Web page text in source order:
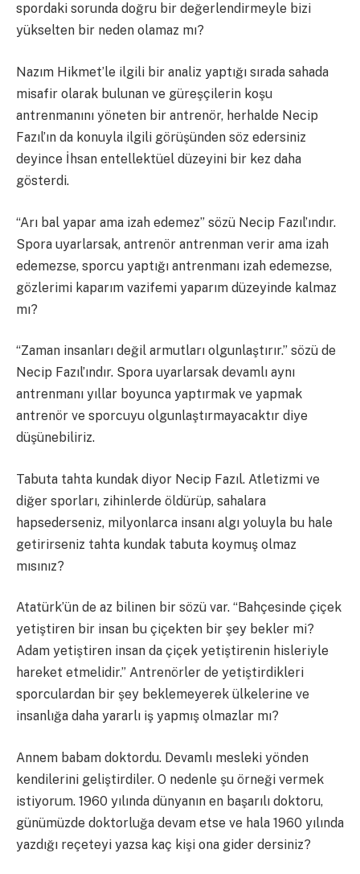
spordaki sorunda doğru bir değerlendirmeyle bizi
yükselten bir neden olamaz mı?
Nazım Hikmet’le ilgili bir analiz yaptığı sırada sahada
misafir olarak bulunan ve güreşçilerin koşu
antrenmanını yöneten bir antrenör, herhalde Necip
Fazıl’ın da konuyla ilgili görüşünden söz edersiniz
deyince İhsan entellektüel düzeyini bir kez daha
gösterdi.
“Arı bal yapar ama izah edemez” sözü Necip Fazıl’ındır.
Spora uyarlarsak, antrenör antrenman verir ama izah
edemezse, sporcu yaptığı antrenmanı izah edemezse,
gözlerimi kaparım vazifemi yaparım düzeyinde kalmaz
mı?
“Zaman insanları değil armutları olgunlaştırır.” sözü de
Necip Fazıl’ındır. Spora uyarlarsak devamlı aynı
antrenmanı yıllar boyunca yaptırmak ve yapmak
antrenör ve sporcuyu olgunlaştırmayacaktır diye
düşünebiliriz.
Tabuta tahta kundak diyor Necip Fazıl. Atletizmi ve
diğer sporları, zihinlerde öldürüp, sahalara
hapsederseniz, milyonlarca insanı algı yoluyla bu hale
getirirseniz tahta kundak tabuta koymuş olmaz
mısınız?
Atatürk’ün de az bilinen bir sözü var. “Bahçesinde çiçek
yetiştiren bir insan bu çiçekten bir şey bekler mi?
Adam yetiştiren insan da çiçek yetiştirenin hisleriyle
hareket etmelidir.” Antrenörler de yetiştirdikleri
sporculardan bir şey beklemeyerek ülkelerine ve
insanlığa daha yararlı iş yapmış olmazlar mı?
Annem babam doktordu. Devamlı mesleki yönden
kendilerini geliştirdiler. O nedenle şu örneği vermek
istiyorum. 1960 yılında dünyanın en başarılı doktoru,
günümüzde doktorluğa devam etse ve hala 1960 yılında
yazdığı reçeteyi yazsa kaç kişi ona gider dersiniz?